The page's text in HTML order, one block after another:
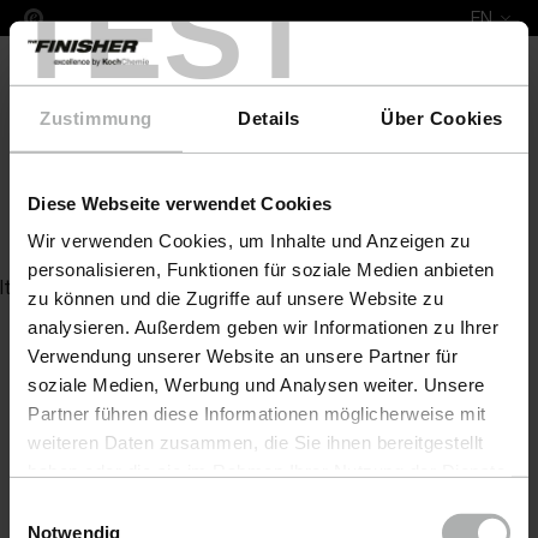
TEST
Zustimmung Details Über Cookies
Diese Webseite verwendet Cookies
Wir verwenden Cookies, um Inhalte und Anzeigen zu
personalisieren, Funktionen für soziale Medien anbieten
zu können und die Zugriffe auf unsere Website zu
analysieren. Außerdem geben wir Informationen zu Ihrer
Verwendung unserer Website an unsere Partner für
soziale Medien, Werbung und Analysen weiter. Unsere
Partner führen diese Informationen möglicherweise mit
weiteren Daten zusammen, die Sie ihnen bereitgestellt
Einstellungen zu den Cookies finden Sie unter
Notwendig
EN
Hochglanztrockner
Item not found